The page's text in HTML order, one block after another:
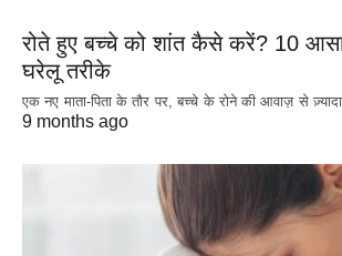
रोते हुए बच्चे को शांत कैसे करें? 10
घरेलू तरीके
एक नए माता-पिता के तौर पर, बच्चे के रोने की आवाज़ से
9 months ago